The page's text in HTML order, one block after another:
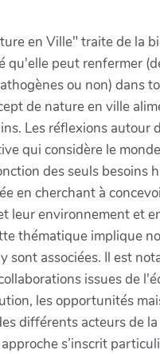
en Ville" traite de la
qu'elle peut renfermer
ou non) dans
de nature en ville
Les réflexions
qui considère le
des seuls besoins
en cherchant à
leur environnement et
thématique implique
sont associées. Il est
issues de
les opportunités
différents acteurs de
s’inscrit